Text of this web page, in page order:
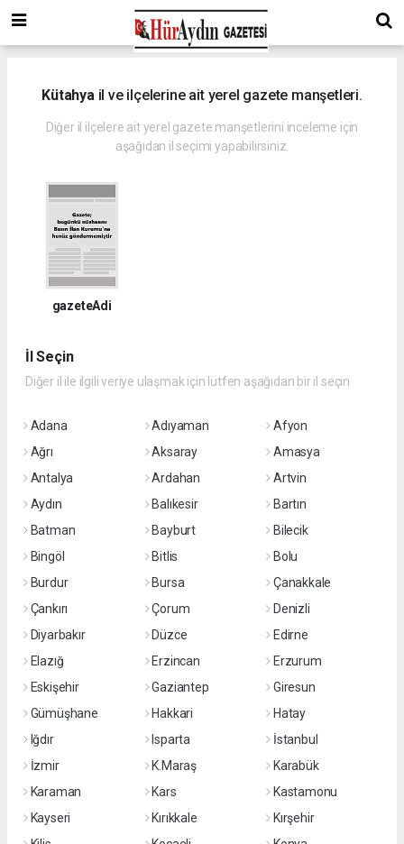
Kütahyail ve ilçelerine ait yerel gazete manşetleri.
Diğer il ilçelere ait yerel gazete manşetlerini inceleme için
aşağıdan il seçimi yapabilirsiniz.
gazeteAdi
İl Seçin
Diğer il ile ilgili veriye ulaşmak için lütfen aşağıdan bir il seçin
Adana Adıyaman
Afyon
Ağrı
Aksaray
Amasya
Antalya
Ardahan
Artvin
Aydın
Balıkesir
Bartın
Batman
Bayburt
Bilecik
Bingöl
Bitlis
Bolu
Burdur
Bursa
Çanakkale
Çankırı
Çorum
Denizli
Diyarbakır
Düzce
Edirne
Elazığ
Erzincan
Erzurum
Eskişehir
Gaziantep
Giresun
Gümüşhane
Hakkari
Hatay
Iğdır
Isparta
İstanbul
İzmir
K.Maraş
Karabük
Karaman
Kars
Kastamonu
Kayseri
Kırıkkale
Kırşehir